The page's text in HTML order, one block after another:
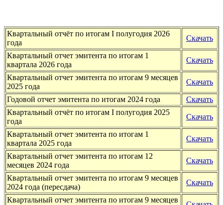
Квартальный отчёт по итогам I полугодия 2026
года
Скачать
Квартальный отчет эмитента по итогам 1
квартала 2026 года
Скачать
Квартальный отчет эмитента по итогам 9 месяцев
2025 года
Скачать
Годовой отчет эмитента по итогам 2024 года
Скачать
Квартальный отчёт по итогам I полугодия 2025
года
Скачать
Квартальный отчет эмитента по итогам 1
квартала 2025 года
Скачать
Квартальный отчет эмитента по итогам 12
месяцев 2024 года
Скачать
Квартальный отчет эмитента по итогам 9 месяцев
2024 года (пересдача)
Скачать
Квартальный отчет эмитента по итогам 9 месяцев